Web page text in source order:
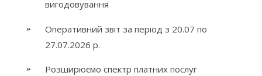
вигодовування
Оперативний звіт за період з 20.07 по
27.07.2026 р.
Розширюємо спектр платних послуг